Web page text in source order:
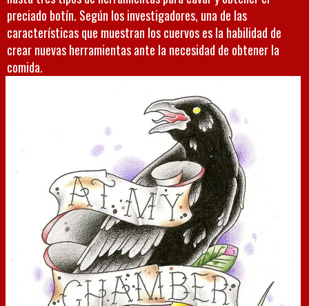
preciado botín. Según los investigadores, una de las
características que muestran los cuervos es la habilidad de
crear nuevas herramientas ante la necesidad de obtener la
comida.